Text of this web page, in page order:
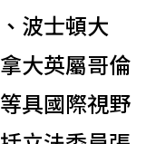
波士頓大
大英屬哥倫
具國際視野